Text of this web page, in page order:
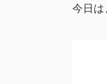
今日は